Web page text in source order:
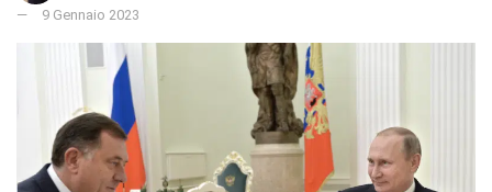
9 Gennaio 2023